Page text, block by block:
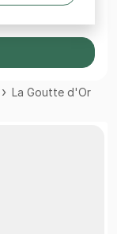
La Goutte d'Or